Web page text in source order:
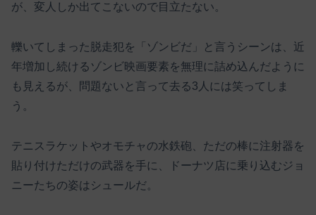
が、変人しか出てこないので目立たない。
轢いてしまった脱走犯を「ゾンビだ」と言うシーンは、近
年増加し続けるゾンビ映画要素を無理に詰め込んだように
も見えるが、問題ないと言って去る3人には笑ってしま
う。
テニスラケットやオモチャの水鉄砲、ただの棒に注射器を
貼り付けただけの武器を手に、ドーナツ店に乗り込むジョ
ニーたちの姿はシュールだ。